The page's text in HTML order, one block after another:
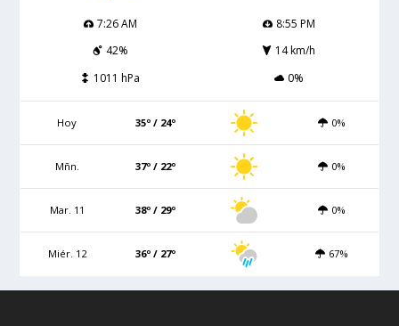
7:26 AM
8:55 PM
42%
14 km/h
1011 hPa
0%
Hoy 35º / 24º 0%
Mñn. 37º / 22º 0%
Mar. 11 38º / 29º 0%
Miér. 12 36º / 27º 67%